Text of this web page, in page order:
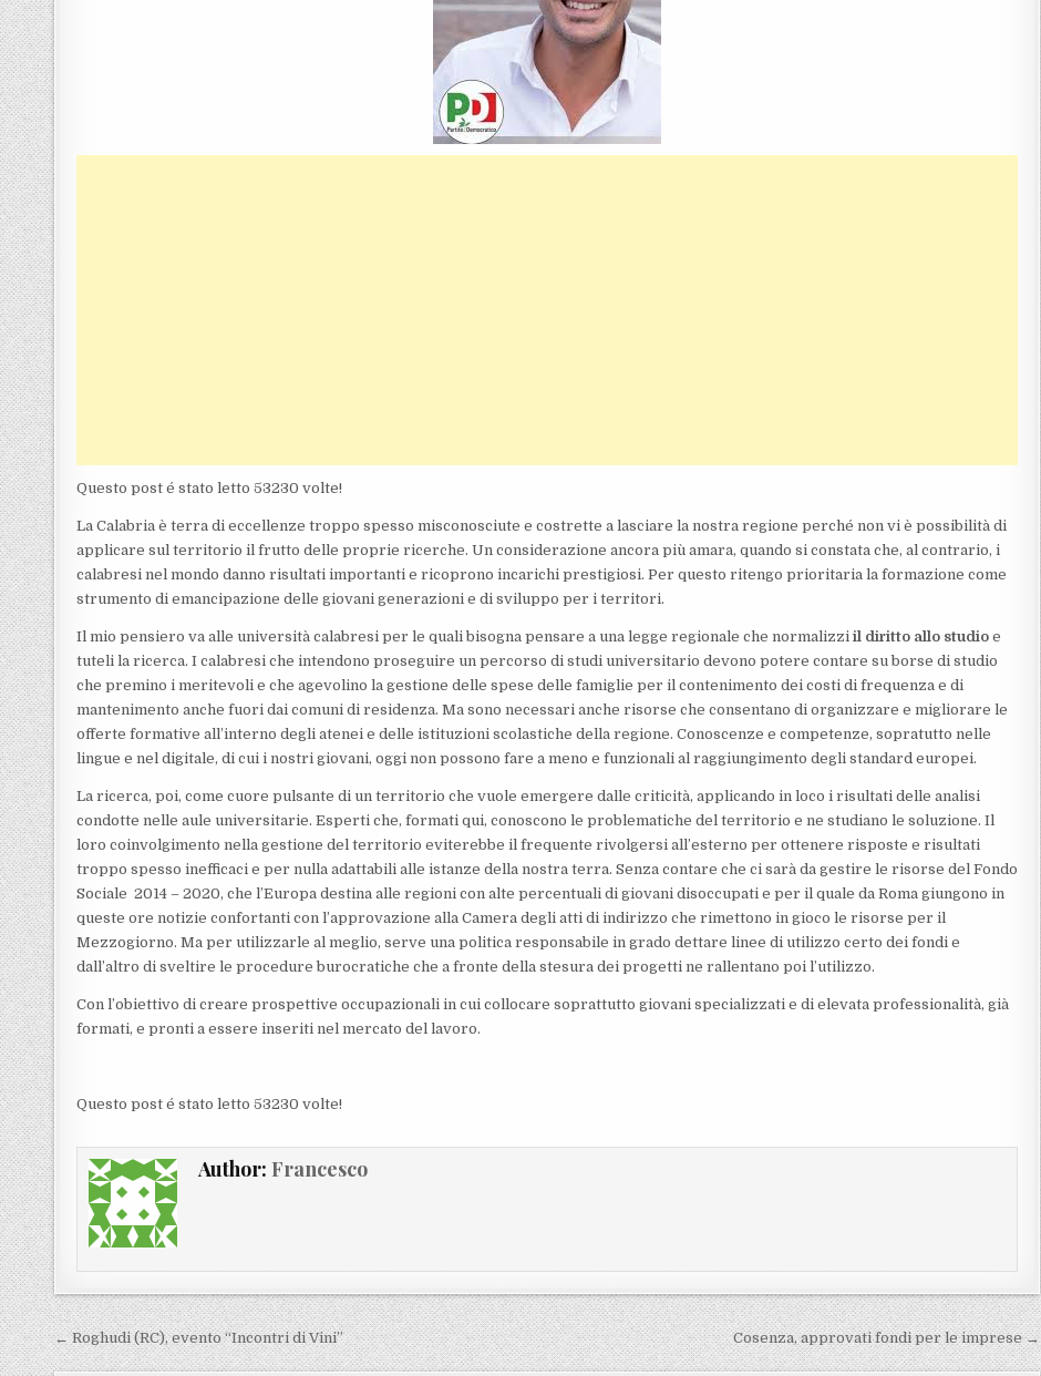
Questo post é stato letto 53230 volte!
La Calabria è terra di eccellenze troppo spesso misconosciute e costrette a lasciare la nostra regione perché non vi è possibilità di
applicare sul territorio il frutto delle proprie ricerche. Un considerazione ancora più amara, quando si constata che, al contrario, i
calabresi nel mondo danno risultati importanti e ricoprono incarichi prestigiosi. Per questo ritengo prioritaria la formazione come
strumento di emancipazione delle giovani generazioni e di sviluppo per i territori.
Il mio pensiero va alle università calabresi per le quali bisogna pensare a una legge regionale che normalizziil diritto allo studio e
tuteli la ricerca. I calabresi che intendono proseguire un percorso di studi universitario devono potere contare su borse di studio
che premino i meritevoli e che agevolino la gestione delle spese delle famiglie per il contenimento dei costi di frequenza e di
mantenimento anche fuori dai comuni di residenza. Ma sono necessari anche risorse che consentano di organizzare e migliorare le
offerte formative all’interno degli atenei e delle istituzioni scolastiche della regione. Conoscenze e competenze, sopratutto nelle
lingue e nel digitale, di cui i nostri giovani, oggi non possono fare a meno e funzionali al raggiungimento degli standard europei.
La ricerca, poi, come cuore pulsante di un territorio che vuole emergere dalle criticità, applicando in loco i risultati delle analisi
condotte nelle aule universitarie. Esperti che, formati qui, conoscono le problematiche del territorio e ne studiano le soluzione. Il
loro coinvolgimento nella gestione del territorio eviterebbe il frequente rivolgersi all’esterno per ottenere risposte e risultati
troppo spesso inefficaci e per nulla adattabili alle istanze della nostra terra. Senza contare che ci sarà da gestire le risorse del Fondo
Sociale 2014 – 2020, che l’Europa destina alle regioni con alte percentuali di giovani disoccupati e per il quale da Roma giungono in
queste ore notizie confortanti con l’approvazione alla Camera degli atti di indirizzo che rimettono in gioco le risorse per il
Mezzogiorno. Ma per utilizzarle al meglio, serve una politica responsabile in grado dettare linee di utilizzo certo dei fondi e
dall’altro di sveltire le procedure burocratiche che a fronte della stesura dei progetti ne rallentano poi l’utilizzo.
Con l’obiettivo di creare prospettive occupazionali in cui collocare soprattutto giovani specializzati e di elevata professionalità, già
formati, e pronti a essere inseriti nel mercato del lavoro.
Questo post é stato letto 53230 volte!
Author: Francesco
Navigazione articoli
← Roghudi (RC), evento “Incontri di Vini” Cosenza, approvati fondi per le imprese →